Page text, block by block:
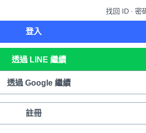
找回 ID ∙ 密
登入
透過 LINE 繼續
透過 Google 繼續
註冊